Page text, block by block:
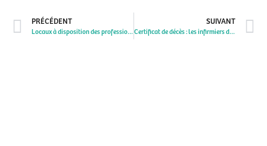
PRÉCÉDENT
Locaux à disposition des professionnels pour installation à Courseulles-sur-Mer
SUIVANT
Certificat de décès : les infirmiers désormais mobilisés pour améliorer les délais